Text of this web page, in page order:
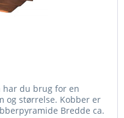
har du brug for en
og størrelse. Kobber er
Bredde ca.